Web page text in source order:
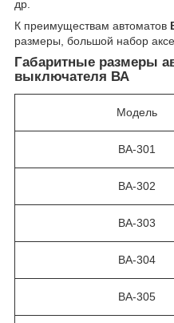
др.
К преимуществам автоматов
размеры, большой набор
Габаритные размеры
выключателя ВА
Модель
ВА-301
ВА-302
ВА-303
ВА-304
ВА-305